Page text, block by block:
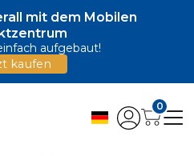
mit dem Mobilen
aufgebaut!
kaufen
0